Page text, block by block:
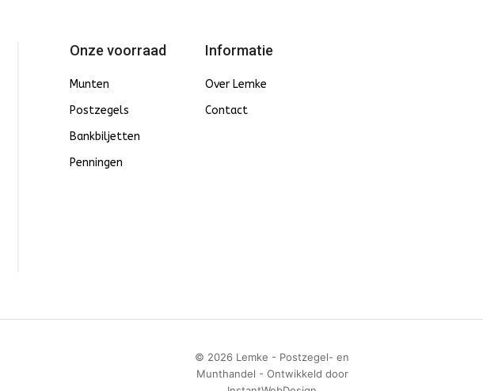
Onze voorraad
Munten
Postzegels
Bankbiljetten
Penningen
Informatie
Over Lemke
Contact
© 2026 Lemke - Postzegel- en
Munthandel - Ontwikkeld door